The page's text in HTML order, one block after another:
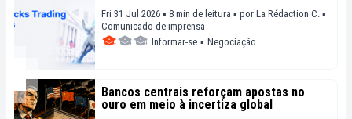
Fri 31 Jul 2026 ▪ 8 min de leitura ▪ por La Rédaction C. ▪
Comunicado de imprensa
Informar-se ▪ Negociação
Bancos centrais reforçam apostas no
ouro em meio à incertiza global